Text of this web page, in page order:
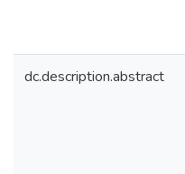
dc.description.abstract